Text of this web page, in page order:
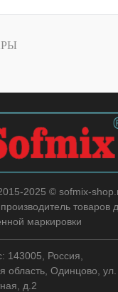
2025 © sofmix-
товаров
маркировки
143005, Россия,
область, Одинцово, ул.
д.2